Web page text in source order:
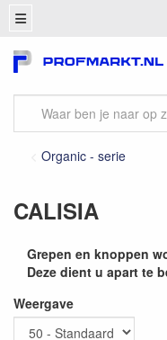
Organic - serie
CALISIA
Grepen en knoppen
Deze dient u apart te
Weergave